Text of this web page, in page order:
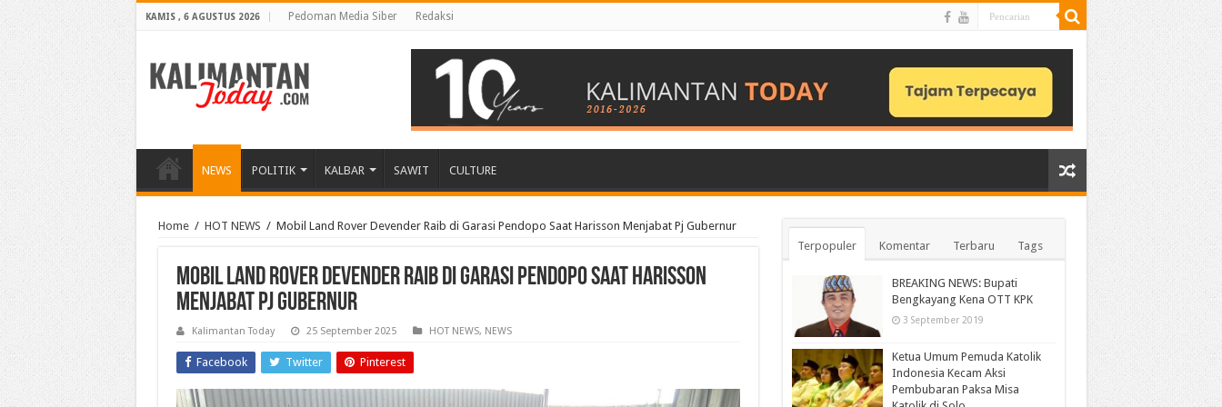
KAMIS , 6 AGUSTUS 2026 Pedoman Media Siber Redaksi
NEWS POLITIK KALBAR SAWIT CULTURE
Home / HOT NEWS / Mobil Land Rover Devender Raib di Garasi Pendopo Saat Harisson Menjabat Pj Gubernur
Mobil Land Rover Devender Raib di Garasi Pendopo Saat Harisson
Menjabat Pj Gubernur
Kalimantan Today 25 September 2025 HOT NEWS, NEWS
Facebook Twitter Pinterest
Terpopuler Komentar Terbaru Tags
BREAKING NEWS: Bupati
Bengkayang Kena OTT KPK
3 September 2019
Ketua Umum Pemuda Katolik
Indonesia Kecam Aksi
Pembubaran Paksa Misa